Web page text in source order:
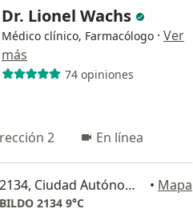
Dr. Lionel Wachs
Médico clínico, Farmacólogo · Ver
más
74 opiniones
2 En línea
Avenida Cabildo 2134, Ciudad Autónoma de Buenos Aires • Mapa
2134 9°C